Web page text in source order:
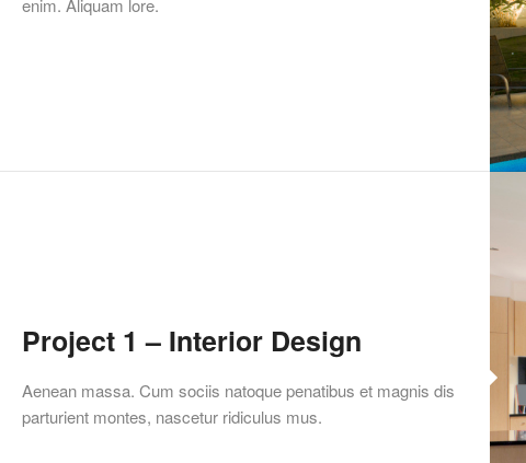
enim. Aliquam lore.
Project 1 – Interior Design
Aenean massa. Cum sociis natoque penatibus et magnis dis
parturient montes, nascetur ridiculus mus.